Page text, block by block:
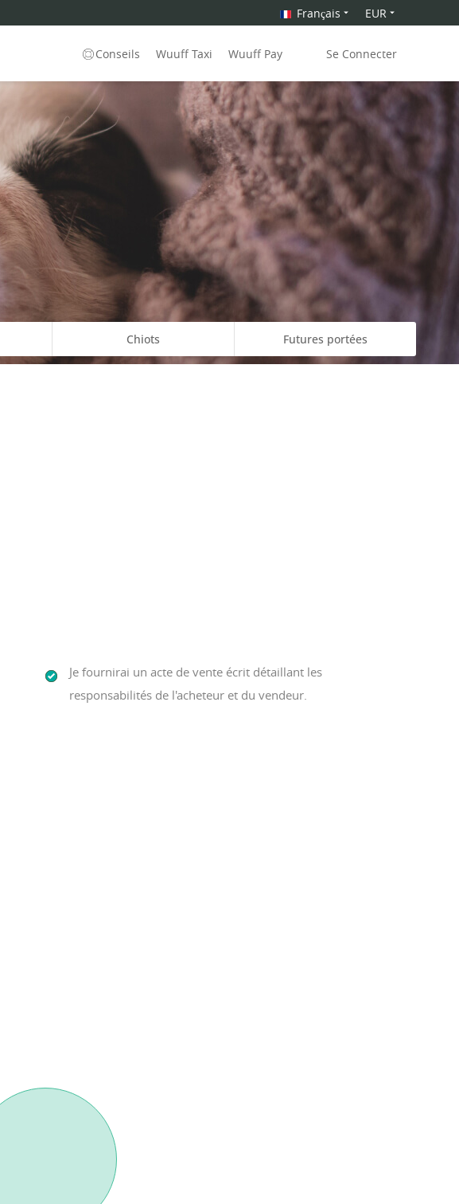
Français EUR
Conseils Wuuff Taxi Wuuff Pay Se Connecter
Chiots Futures portées
Je fournirai un acte de vente écrit détaillant les
responsabilités de l'acheteur et du vendeur.